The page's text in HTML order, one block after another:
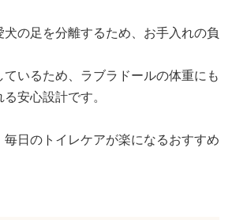
の足を分離するため、お手入れの負
いるため、ラブラドールの体重にも
安心設計です。
日のトイレケアが楽になるおすすめ